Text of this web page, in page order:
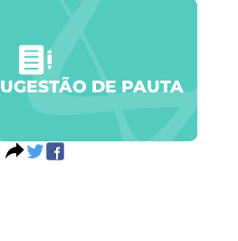
DE PAUTA